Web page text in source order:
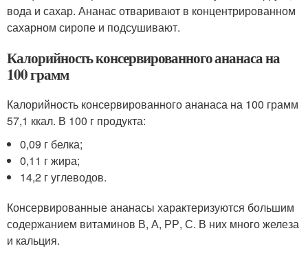
вода и сахар. Ананас отваривают в концентрированном
сахарном сиропе и подсушивают.
Калорийность консервированного ананаса на
100 грамм
Калорийность консервированного ананаса на 100 грамм
57,1 ккал. В 100 г продукта:
0,09 г белка;
0,11 г жира;
14,2 г углеводов.
Консервированные ананасы характеризуются большим
содержанием витаминов В, А, РР, С. В них много железа
и кальция.